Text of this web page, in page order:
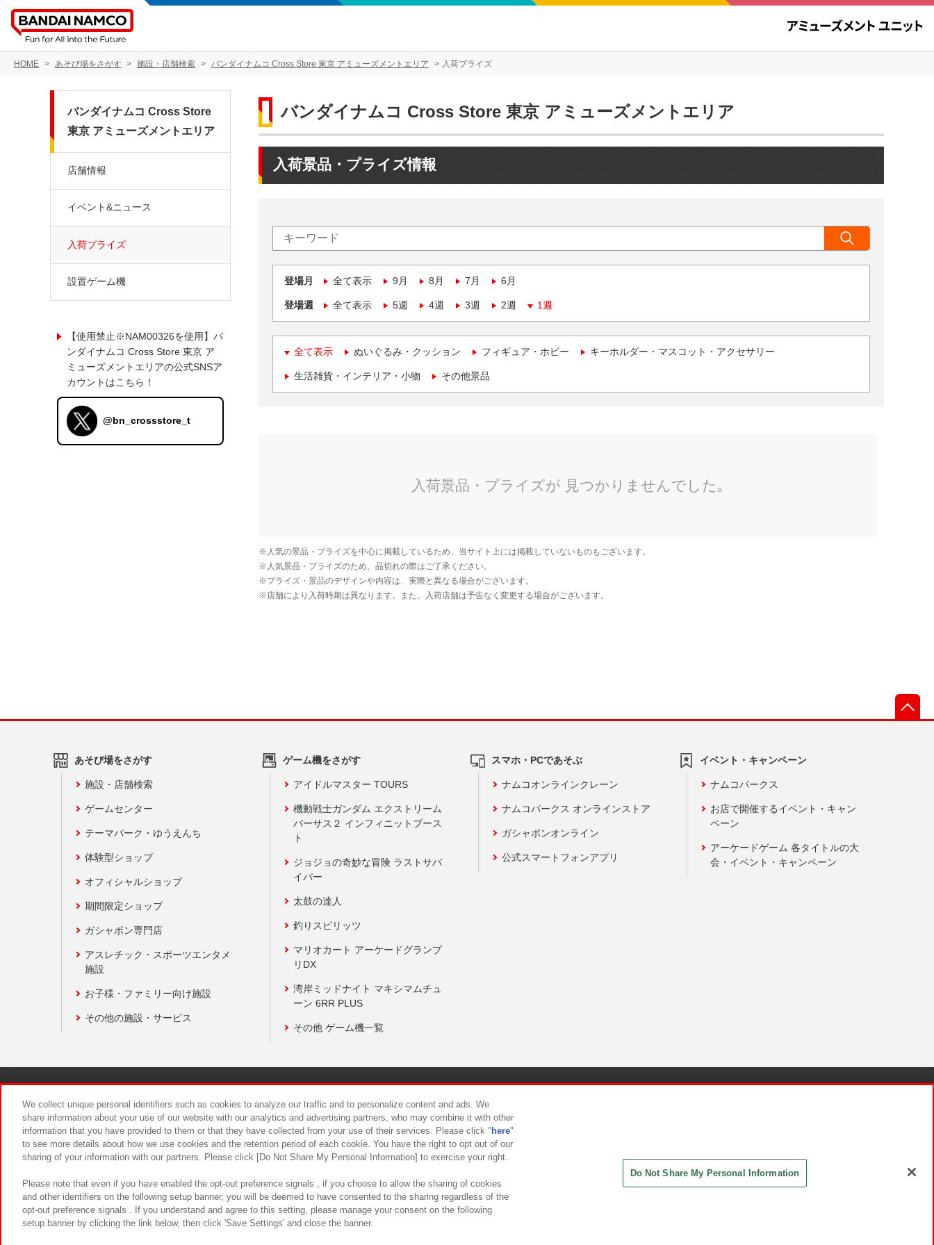
HOME あそび場をさがす 施設・店舗検索 バンダイナムコ Cross Store 東京 アミューズメントエリア 入荷プライズ
バンダイナムコ Cross Store 東京 アミューズメントエリア
入荷景品・プライズ情報
登場月 全て表示 9月 8月 7月 6月
登場週 全て表示 5週 4週 3週 2週 1週
全て表示 ぬいぐるみ・クッション フィギュア・ホビー キーホルダー・マスコット・アクセサリー
生活雑貨・インテリア・小物 その他景品
バンダイナムコ Cross Store
東京 アミューズメントエリア
店舗情報
イベント&ニュース
入荷プライズ
設置ゲーム機
【使用禁止※NAM00326を使用】バ
ンダイナムコ Cross Store 東京 ア
ミューズメントエリアの公式SNSア
カウントはこちら！
@bn_crossstore_t
あそび場をさがす
施設・店舗検索
ゲームセンター
テーマパーク・ゆうえんち
体験型ショップ
オフィシャルショップ
期間限定ショップ
ガシャポン専門店
アスレチック・スポーツエンタメ
施設
お子様・ファミリー向け施設
その他の施設・サービス
ゲーム機をさがす
アイドルマスター TOURS
機動戦士ガンダム エクストリーム
バーサス２ インフィニットブース
ト
ジョジョの奇妙な冒険 ラストサバ
イバー
太鼓の達人
釣りスピリッツ
マリオカート アーケードグランプ
リDX
湾岸ミッドナイト マキシマムチュ
ーン 6RR PLUS
その他 ゲーム機一覧
スマホ・PCであそぶ
ナムコオンラインクレーン
ナムコパークス オンラインストア
ガシャポンオンライン
公式スマートフォンアプリ
イベント・キャンペーン
ナムコパークス
お店で開催するイベント・キャン
ペーン
アーケードゲーム 各タイトルの大
会・イベント・キャンペーン
食品のご提供について カスタマーハラスメント対応方針
We collect unique personal identifiers such as cookies to analyze our traffic and to personalize content and ads. We
share information about your use of our website with our analytics and advertising partners, who may combine it with other
information that you have provided to them or that they have collected from your use of their services. Please click " here"
to see more details about how we use cookies and the retention period of each cookie. You have the right to opt out of our
sharing of your information with our partners. Please click [Do Not Share My Personal Information] to exercise your right.
Please note that even if you have enabled the opt-out preference signals , if you choose to allow the sharing of cookies
and other identifiers on the following setup banner, you will be deemed to have consented to the sharing regardless of the
opt-out preference signals . If you understand and agree to this setting, please manage your consent on the following
setup banner by clicking the link below, then click 'Save Settings' and close the banner.
Do Not Share My Personal Information